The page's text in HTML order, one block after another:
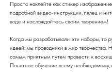
Просто наклейте как стикер
подробной видео-инструкции, пялец и
воде и наслаждайтесь своим творением!
Когда мы разрабатывали эти наборы, то
идеей: мы проводники в мир творчества.
самым приятным путем провести к
Понятное обучение всему необходимому,